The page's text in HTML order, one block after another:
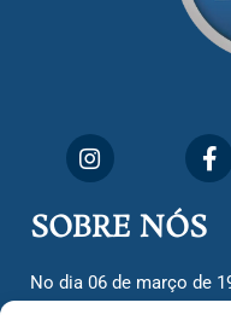
SOBRE NÓS
No dia 06 de março de